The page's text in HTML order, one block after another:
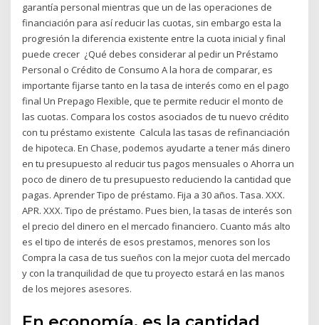
garantía personal mientras que un de las operaciones de
financiación para así reducir las cuotas, sin embargo esta la
progresión la diferencia existente entre la cuota inicial y final
puede crecer ¿Qué debes considerar al pedir un Préstamo
Personal o Crédito de Consumo A la hora de comparar, es
importante fijarse tanto en la tasa de interés como en el pago
final Un Prepago Flexible, que te permite reducir el monto de
las cuotas. Compara los costos asociados de tu nuevo crédito
con tu préstamo existente Calcula las tasas de refinanciación
de hipoteca. En Chase, podemos ayudarte a tener más dinero
en tu presupuesto al reducir tus pagos mensuales o Ahorra un
poco de dinero de tu presupuesto reduciendo la cantidad que
pagas. Aprender Tipo de préstamo. Fija a 30 años. Tasa. XXX.
APR. XXX. Tipo de préstamo. Pues bien, la tasas de interés son
el precio del dinero en el mercado financiero. Cuanto más alto
es el tipo de interés de esos prestamos, menores son los
Compra la casa de tus sueños con la mejor cuota del mercado
y con la tranquilidad de que tu proyecto estará en las manos
de los mejores asesores.